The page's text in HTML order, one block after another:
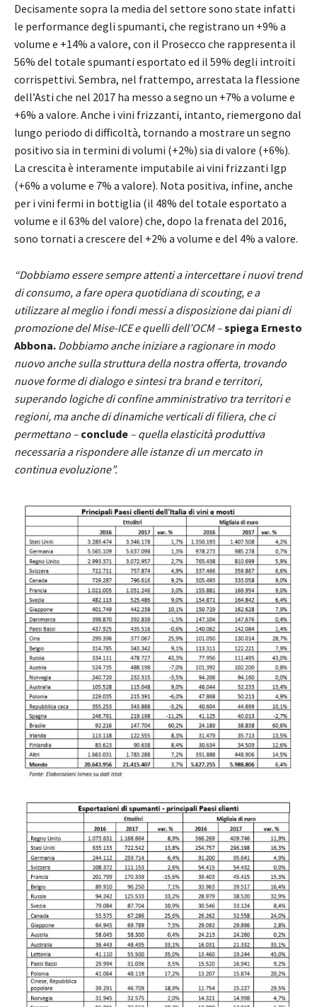
Decisamente sopra la media del settore sono state infatti
le performance degli spumanti, che registrano un +9% a
volume e +14% a valore, con il Prosecco che rappresenta il
56% del totale spumanti esportato ed il 59% degli introiti
corrispettivi. Sembra, nel frattempo, arrestata la flessione
dell’Asti che nel 2017 ha messo a segno un +7% a volume e
+6% a valore. Anche i vini frizzanti, intanto, riemergono dal
lungo periodo di difficoltà, tornando a mostrare un segno
positivo sia in termini di volumi (+2%) sia di valore (+6%).
La crescita è interamente imputabile ai vini frizzanti Igp
(+6% a volume e 7% a valore). Nota positiva, infine, anche
per i vini fermi in bottiglia (il 48% del totale esportato a
volume e il 63% del valore) che, dopo la frenata del 2016,
sono tornati a crescere del +2% a volume e del 4% a valore.
“Dobbiamo essere sempre attenti a intercettare i nuovi trend
di consumo, a fare opera quotidiana di scouting, e a
utilizzare al meglio i fondi messi a disposizione dai piani di
promozione del Mise-ICE e quelli dell’OCM –spiega Ernesto
Abbona. Dobbiamo anche iniziare a ragionare in modo
nuovo anche sulla struttura della nostra offerta, trovando
nuove forme di dialogo e sintesi tra brand e territori,
superando logiche di confine amministrativo tra territori e
regioni, ma anche di dinamiche verticali di filiera, che ci
permettano – conclude – quella elasticità produttiva
necessaria a rispondere alle istanze di un mercato in
continua evoluzione”.